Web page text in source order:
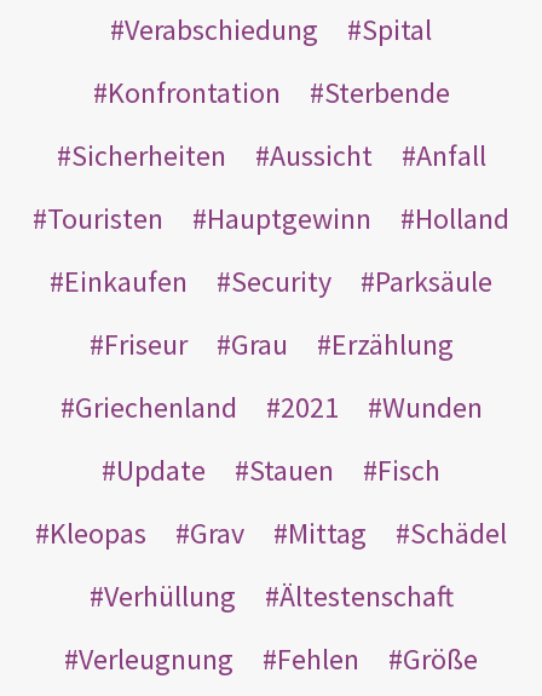
Verabschiedung
Spital
Konfrontation
Sterbende
Sicherheiten
Aussicht
Anfall
Touristen
Hauptgewinn
Holland
Einkaufen
Security
Parksäule
Friseur
Grau
Erzählung
Griechenland
2021
Wunden
Update
Stauen
Fisch
Kleopas
Grav Mittag
Schädel
Verhüllung
Ältestenschaft
Verleugnung
Fehlen
Größe